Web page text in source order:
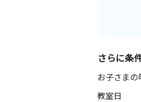
さらに条
お子さまの
教室日